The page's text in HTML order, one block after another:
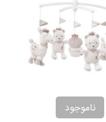
ناموجود